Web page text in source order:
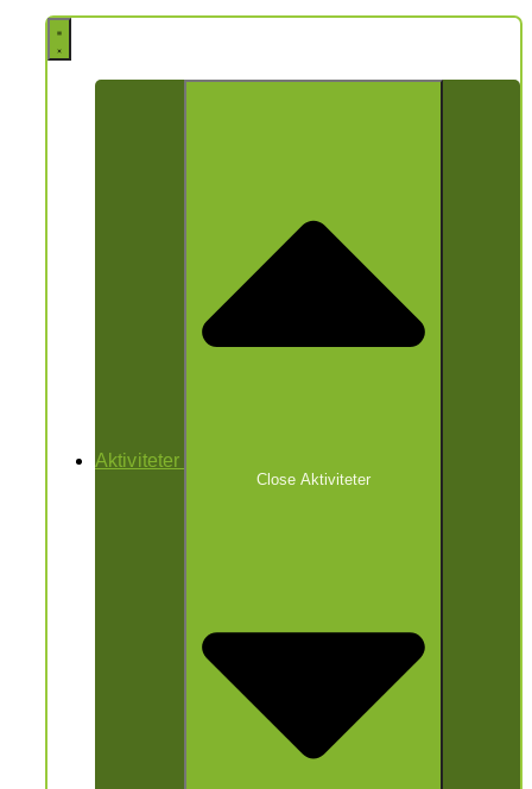
Aktiviteter
Close Aktiviteter